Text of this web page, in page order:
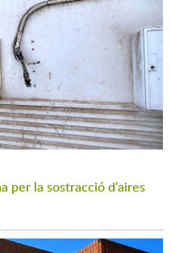
per la sostracció d'aires